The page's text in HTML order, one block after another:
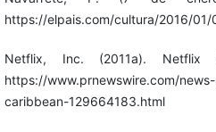
https://elpais.com/cultura/2016/01/
Netflix, Inc. (2011a). Netflix
https://www.prnewswire.com/
caribbean-129664183.html